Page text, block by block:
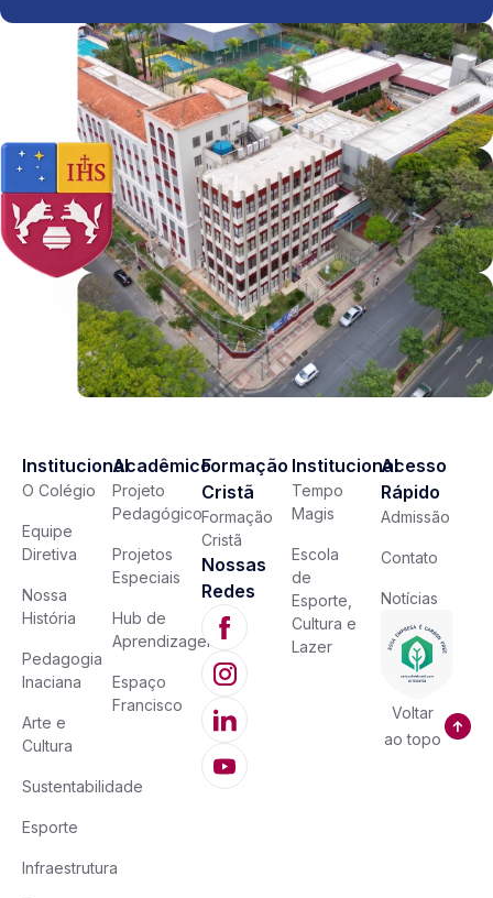
Institucional
O Colégio
Equipe
Diretiva
Nossa
História
Pedagogia
Inaciana
Arte e
Cultura
Sustentabilidade
Esporte
Infraestrutura
Acadêmico
Projeto
Pedagógico
Projetos
Especiais
Hub de
Aprendizagem
Espaço
Francisco
Formação
Cristã
Formação
Cristã
Nossas
Redes
Institucional
Tempo
Magis
Escola
de
Esporte,
Cultura e
Lazer
Acesso
Rápido
Admissão
Contato
Notícias
Voltar
ao topo